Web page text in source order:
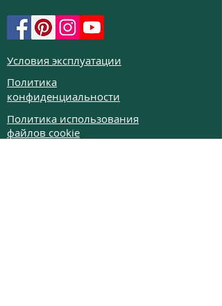
Условия эксплуатации
Политика
конфиденциальности
Политика использования
файлов cookie